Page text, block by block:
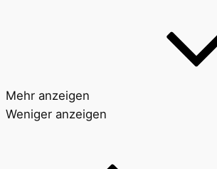
Mehr anzeigen
Weniger anzeigen